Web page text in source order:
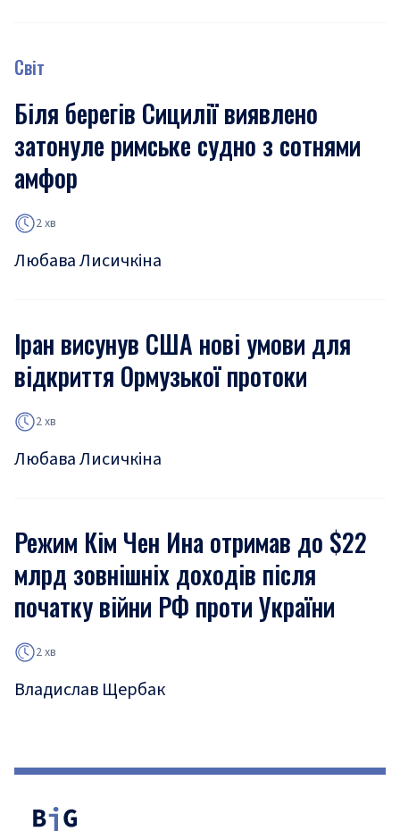
Світ
Біля берегів Сицилії виявлено
затонуле римське судно з сотнями
амфор
2 хв
Любава Лисичкіна
Іран висунув США нові умови для
відкриття Ормузької протоки
2 хв
Любава Лисичкіна
Режим Кім Чен Ина отримав до $22
млрд зовнішніх доходів після
початку війни РФ проти України
2 хв
Владислав Щербак